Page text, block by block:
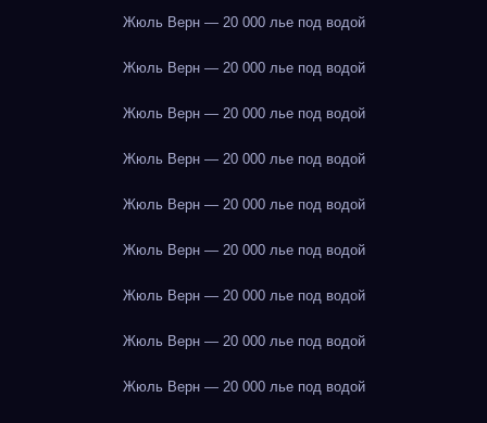
Жюль Верн — 20 000 лье под водой
Жюль Верн — 20 000 лье под водой
Жюль Верн — 20 000 лье под водой
Жюль Верн — 20 000 лье под водой
Жюль Верн — 20 000 лье под водой
Жюль Верн — 20 000 лье под водой
Жюль Верн — 20 000 лье под водой
Жюль Верн — 20 000 лье под водой
Жюль Верн — 20 000 лье под водой